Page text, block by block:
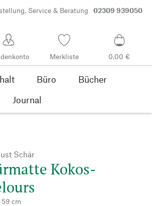
Service & Beratung 02309 939050
Merkliste 0,00 €
Büro
Bücher
Journal
Schär
Kokos-
cm